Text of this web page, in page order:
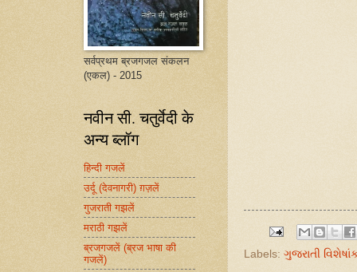
Labels: ગુજરાતી
सर्वप्रथम ब्रजगजल संकलन
(एकल) - 2015
नवीन सी. चतुर्वेदी के
अन्य ब्लॉग
हिन्दी गजलें
उर्दू (देवनागरी) ग़ज़लें
गुजराती गझलें
मराठी गझलें
ब्रजगजलें (ब्रज भाषा की
गजलें)